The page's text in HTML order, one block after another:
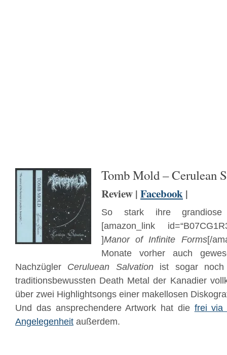
Tomb Mold – Cerulean
Review | Facebook |
So stark ihre grandiose
[amazon_link
]Manor of Infinite Forms[/
Monate vorher auch
Nachzügler Ceruluean Salvationist sogar noch
traditionsbewussten Death Metal der Kanadier
über zwei Highlightsongs einer makellosen
Und das ansprechendere Artwork hat die frei via
Angelegenheit außerdem.